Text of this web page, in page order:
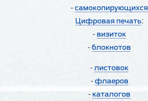
- cамокопирующихся
Цифровая печать:
- визиток
- блокнотов
- листовок
-флаеров
- каталогов